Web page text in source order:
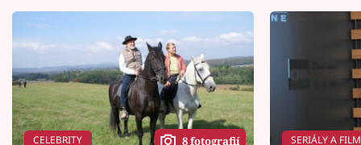
CELEBRITY 8 fotografií SERIÁLY A